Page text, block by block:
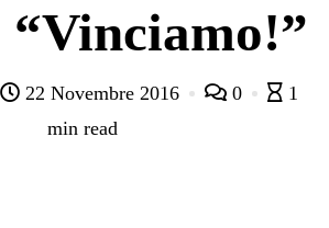
22 Novembre 2016 0
1
min read